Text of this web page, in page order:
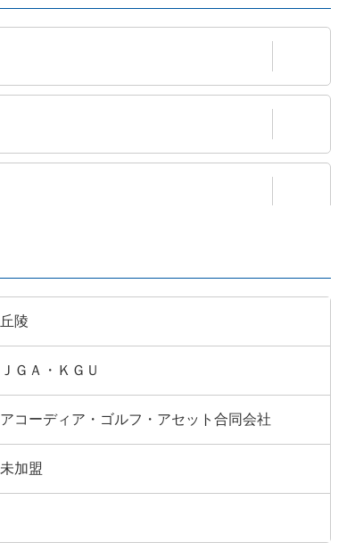
丘陵
ＪＧＡ・ＫＧＵ
アコーディア・ゴルフ・アセット合同会社
未加盟